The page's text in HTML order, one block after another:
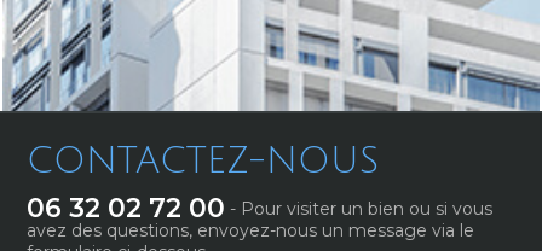
CONTACTEZ-NOUS
06 32 02 72 00 - Pour visiter un bien ou si vous
avez des questions, envoyez-nous un message via le